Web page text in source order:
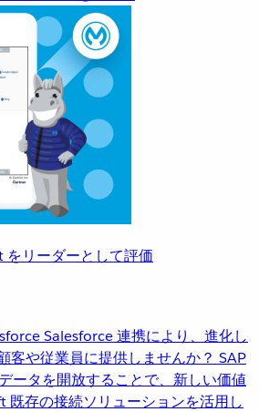
リーダーとして評価
Salesforce 連携により、進化し
客や従業員に提供しませんか？ SAP
ータを開放することで、新しい価値
既存の接続ソリューションを活用し